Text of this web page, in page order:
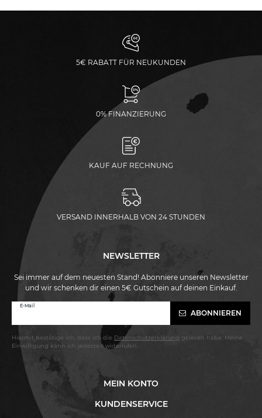
5€ RABATT FÜR NEUKUNDEN
0% FINANZIERUNG
KAUF AUF RECHNUNG
VERSAND INNERHALB VON 24 STUNDEN
MEIN KONTO
KUNDENSERVICE
NEWSLETTER
Sei immer auf dem neuesten Stand! Abonniere unseren Newsletter
und wir schenken dir einen 5€ Gutschein auf deinen Einkauf.
E-Mail
ABONNIEREN
Newsletter
Hiermit bestätige ich, dass ich die Daten­schutz­erklärung gelesen habe. Meine
Einwilligung kann ich jederzeit widerrufen.